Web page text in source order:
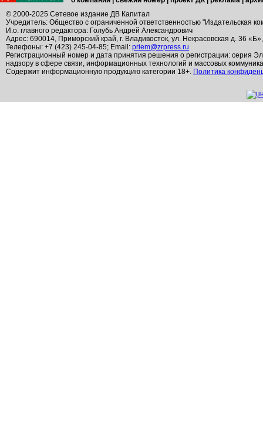
© 2000-2025 Сетевое издание ДВ Капитал
Учредитель: Общество с ограниченной ответственностью "Издательская
И.о. главного редактора: Голубь Андрей Александрович
Адрес: 690014, Приморский край, г. Владивосток, ул. Некрасовская д. 36
Телефоны: +7 (423) 245-04-85; Email: priem@zrpress.ru
Регистрационный номер и дата принятия решения о регистрации: серия
надзору в сфере связи, информационных технологий и массовых
Содержит информационную продукцию категории 18+. Политика